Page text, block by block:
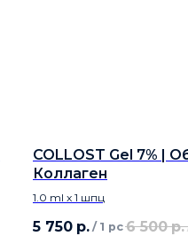
COLLOST Gel 7% |
Коллаген
1.0 ml x 1 шпц
5 750 р. / 1 pc 6 500 р.